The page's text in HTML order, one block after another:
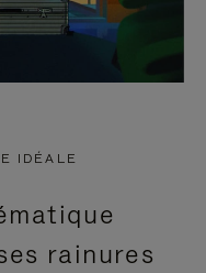
IDÉALE
rainures